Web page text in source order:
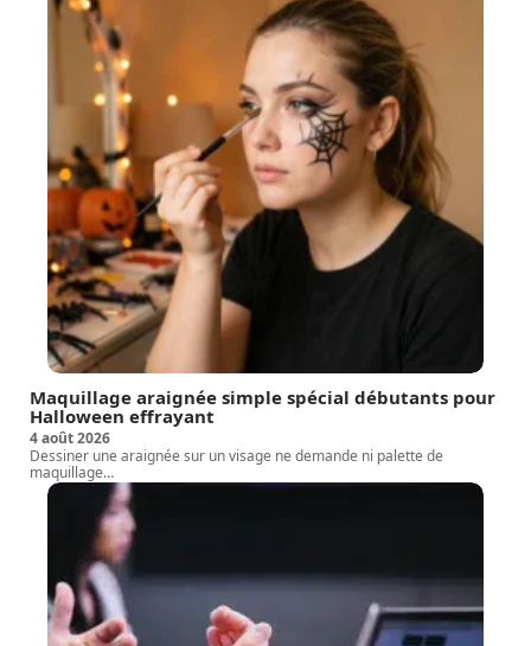
Maquillage araignée simple spécial débutants pour
Halloween effrayant
4 août 2026
Dessiner une araignée sur un visage ne demande ni palette de
maquillage…